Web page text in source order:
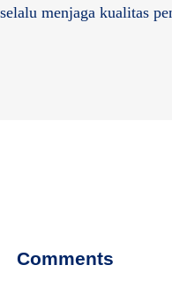
selalu menjaga kualitas
Comments